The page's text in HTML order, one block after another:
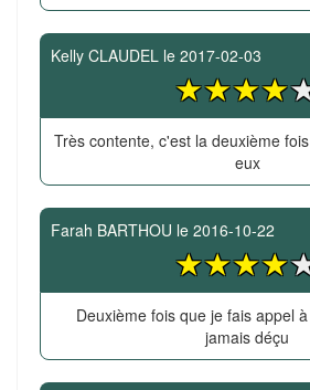
Kelly CLAUDEL le 2017-02-03
Très contente, c'est la deuxième
eux
Farah BARTHOU le 2016-10-22
Deuxième fois que je fais appel
jamais déçu